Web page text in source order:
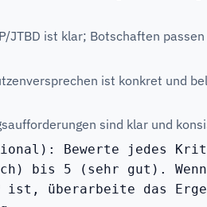
JTBD ist klar; Botschaften
ist konkret und
sind klar und
Bewerte jedes
bis 5 (sehr gut).
ist, überarbeite das